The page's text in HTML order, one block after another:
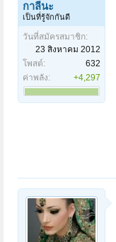
กาลีนะ
เป็นที่รู้จักกันดี
วันที่สมัครสมาชิก:
23 สิงหาคม 2012
โพสต์:
632
ค่าพลัง:
+4,297